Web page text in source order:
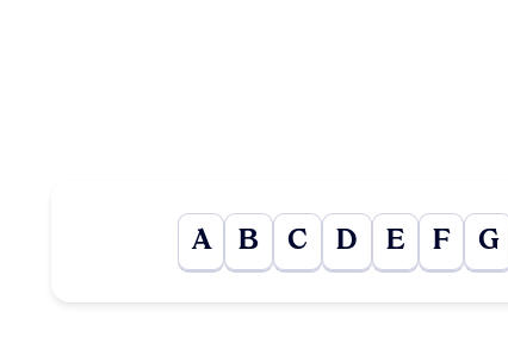
A B C D E F G